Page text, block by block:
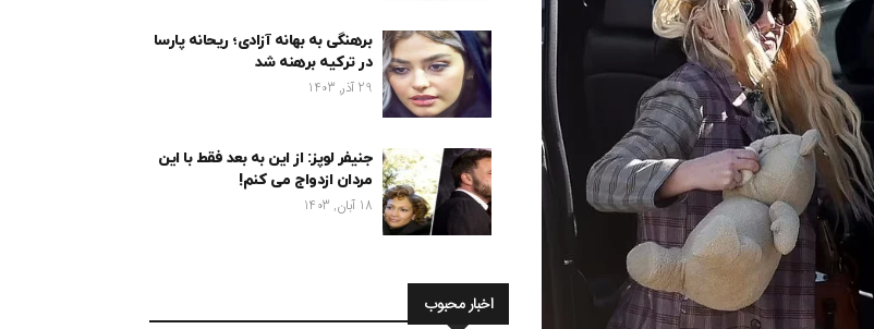
برهنگی به بهانه آزادی؛ ریحانه پارسا
در ترکیه برهنه شد
29 آذر, 1403
جنیفر لوپز: از این به بعد فقط با این
مردان ازدواج می کنم!
18 آبان, 1403
اخبار محبوب